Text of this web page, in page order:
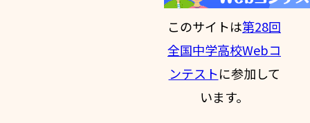
このサイトは第28回
全国中学高校Webコ
ンテストに参加して
います。